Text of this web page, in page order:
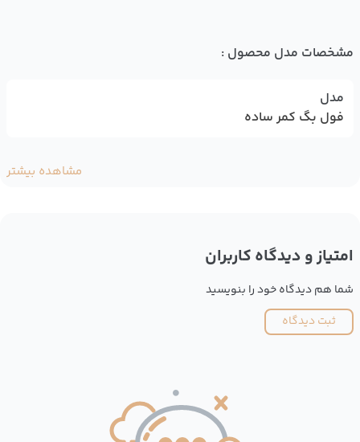
مشخصات مدل محصول :
مدل
فول بگ کمر ساده
مشاهده بیشتر
امتیاز و دیدگاه کاربران
شما هم دیدگاه خود را بنویسید
ثبت دیدگاه